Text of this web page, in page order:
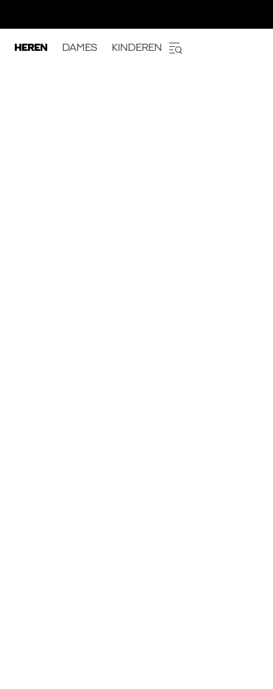
HEREN DAMES KINDEREN